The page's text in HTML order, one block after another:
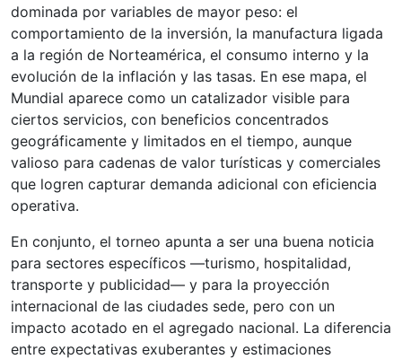
dominada por variables de mayor peso: el
comportamiento de la inversión, la manufactura ligada
a la región de Norteamérica, el consumo interno y la
evolución de la inflación y las tasas. En ese mapa, el
Mundial aparece como un catalizador visible para
ciertos servicios, con beneficios concentrados
geográficamente y limitados en el tiempo, aunque
valioso para cadenas de valor turísticas y comerciales
que logren capturar demanda adicional con eficiencia
operativa.
En conjunto, el torneo apunta a ser una buena noticia
para sectores específicos —turismo, hospitalidad,
transporte y publicidad— y para la proyección
internacional de las ciudades sede, pero con un
impacto acotado en el agregado nacional. La diferencia
entre expectativas exuberantes y estimaciones